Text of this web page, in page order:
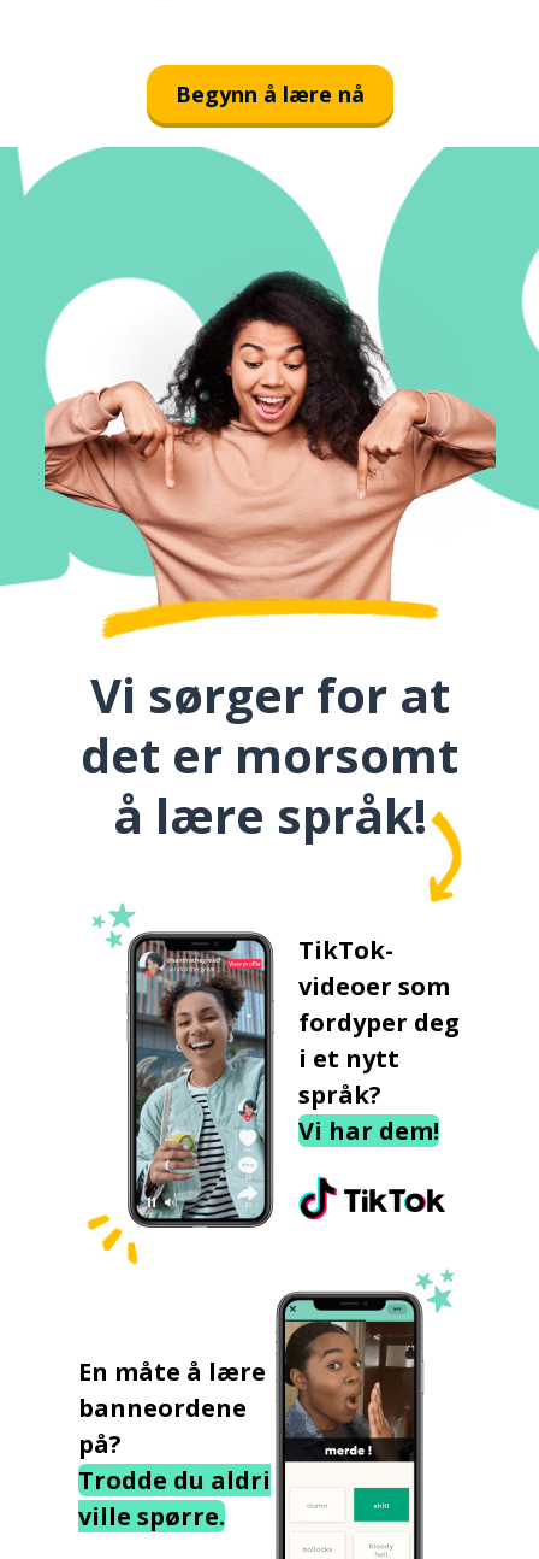
Begynn å lære nå
Vi sørger for at
det er morsomt
å lære språk!
TikTok-
videoer som
fordyper deg
i et nytt
språk?
Vi har dem!
En måte å lære
banneordene
på?
Trodde du aldri
ville spørre.